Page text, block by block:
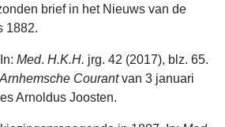
brief in het Nieuws van de
1882.
Med. H.K.H. jrg. 42 (2017), blz. 65.
Arnhemsche Courantvan 3 januari
Arnoldus Joosten.